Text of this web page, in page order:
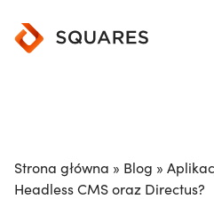
Strona główna » Blog »
Headless CMS oraz Directus?